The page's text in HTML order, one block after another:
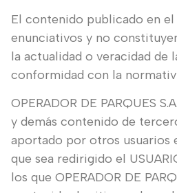
El contenido publicado en
enunciativos y no
la actualidad o veracidad
conformidad con la
OPERADOR DE PARQUES
y demás contenido de
aportado por otros usuarios
que sea redirigido el
los que OPERADOR DE